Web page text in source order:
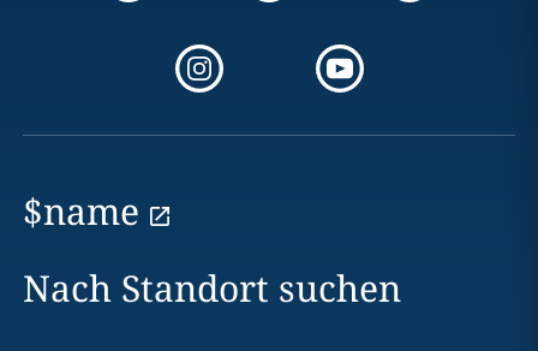
$name
Nach Standort suchen